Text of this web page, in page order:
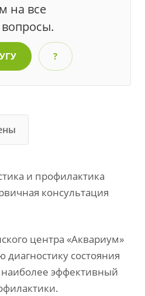
на все
?
и профилактика
консультация
центра «Аквариум»
состояния
эффективный